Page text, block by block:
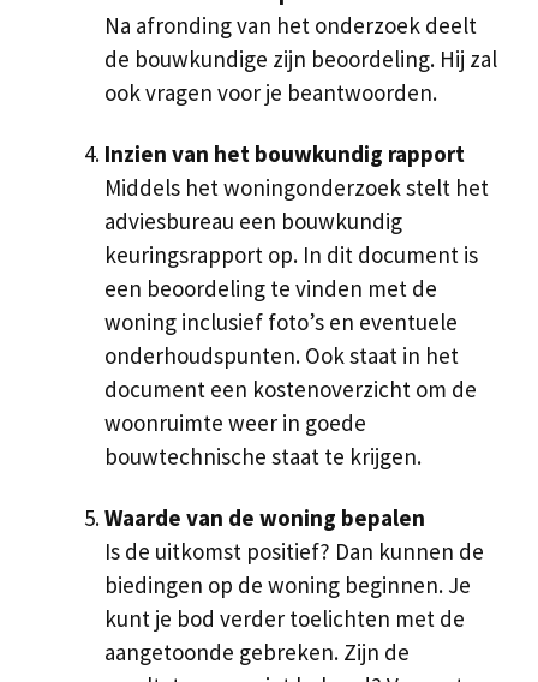
Na afronding van het onderzoek deelt
de bouwkundige zijn beoordeling. Hij zal
ook vragen voor je beantwoorden.
Inzien van het bouwkundig rapport
Middels het woningonderzoek stelt het
adviesbureau een bouwkundig
keuringsrapport op. In dit document is
een beoordeling te vinden met de
woning inclusief foto’s en eventuele
onderhoudspunten. Ook staat in het
document een kostenoverzicht om de
woonruimte weer in goede
bouwtechnische staat te krijgen.
Waarde van de woning bepalen
Is de uitkomst positief? Dan kunnen de
biedingen op de woning beginnen. Je
kunt je bod verder toelichten met de
aangetoonde gebreken. Zijn de